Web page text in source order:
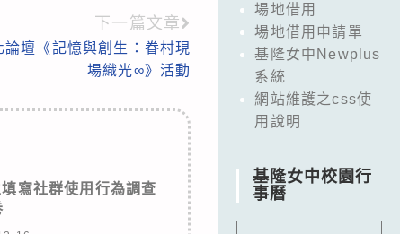
下一篇文章
壇《記憶與創生：眷村現
場織光∞》活動
寫社群使用行為調查
場地借用
場地借用申請單
基隆女中Newplus
系統
網站維護之css使
用說明
基隆女中校園行
事曆